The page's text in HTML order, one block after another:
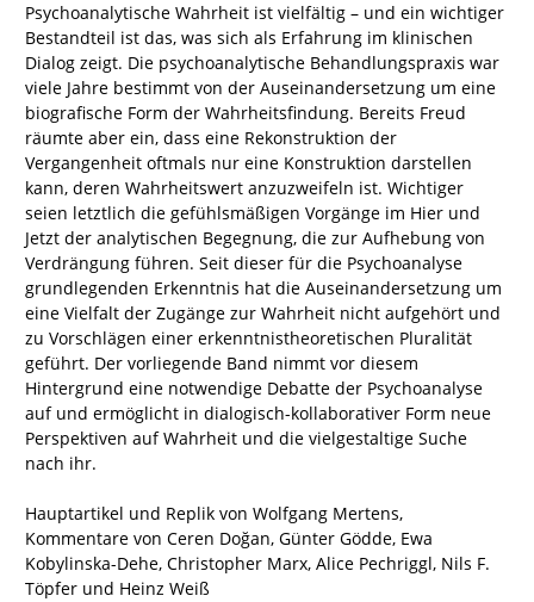
Psychoanalytische Wahrheit ist vielfältig – und ein wichtiger
Bestandteil ist das, was sich als Erfahrung im klinischen
Dialog zeigt. Die psychoanalytische Behandlungspraxis war
viele Jahre bestimmt von der Auseinandersetzung um eine
biografische Form der Wahrheitsfindung. Bereits Freud
räumte aber ein, dass eine Rekonstruktion der
Vergangenheit oftmals nur eine Konstruktion darstellen
kann, deren Wahrheitswert anzuzweifeln ist. Wichtiger
seien letztlich die gefühlsmäßigen Vorgänge im Hier und
Jetzt der analytischen Begegnung, die zur Aufhebung von
Verdrängung führen. Seit dieser für die Psychoanalyse
grundlegenden Erkenntnis hat die Auseinandersetzung um
eine Vielfalt der Zugänge zur Wahrheit nicht aufgehört und
zu Vorschlägen einer erkenntnistheoretischen Pluralität
geführt. Der vorliegende Band nimmt vor diesem
Hintergrund eine notwendige Debatte der Psychoanalyse
auf und ermöglicht in dialogisch-kollaborativer Form neue
Perspektiven auf Wahrheit und die vielgestaltige Suche
nach ihr.
Hauptartikel und Replik von Wolfgang Mertens,
Kommentare von Ceren Doğan, Günter Gödde, Ewa
Kobylinska-Dehe, Christopher Marx, Alice Pechriggl, Nils F.
Töpfer und Heinz Weiß